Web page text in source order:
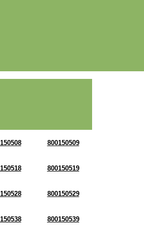
800150509
800150519
800150529
800150539